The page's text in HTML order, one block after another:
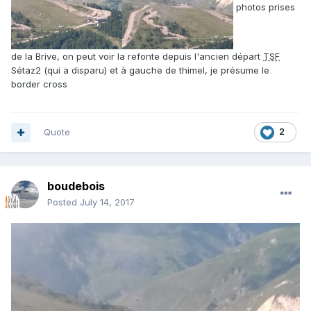
photos prises
de la Brive, on peut voir la refonte depuis l'ancien départ TSF
Sétaz2 (qui a disparu) et à gauche de thimel, je présume le
border cross
2
Quote
boudebois
Posted July 14, 2017